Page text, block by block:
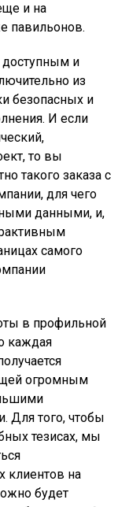
и на
павильонов.
доступным и
из
безопасных и
И если
то вы
такого заказа с
для чего
данными, и,
самого
в профильной
каждая
огромным
Для того, чтобы
тезисах, мы
клиентов на
будет